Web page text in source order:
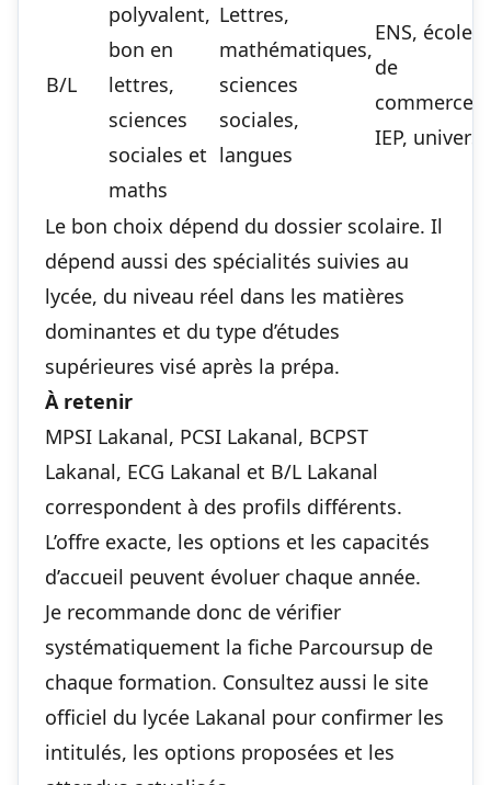
B/L
polyvalent,
bon en
lettres,
sciences
sociales et
maths
Lettres,
mathématiques,
sciences
sociales,
langues
ENS, écoles
de
commerce,
IEP,
Le bon choix dépend du dossier scolaire. Il
dépend aussi des spécialités suivies au
lycée, du niveau réel dans les matières
dominantes et du type d’études
supérieures visé après la prépa.
À retenir
MPSI Lakanal, PCSI Lakanal, BCPST
Lakanal, ECG Lakanal et B/L Lakanal
correspondent à des profils différents.
L’offre exacte, les options et les capacités
d’accueil peuvent évoluer chaque année.
Je recommande donc de vérifier
systématiquement la fiche Parcoursup de
chaque formation. Consultez aussi le site
officiel du lycée Lakanal pour confirmer les
intitulés, les options proposées et les